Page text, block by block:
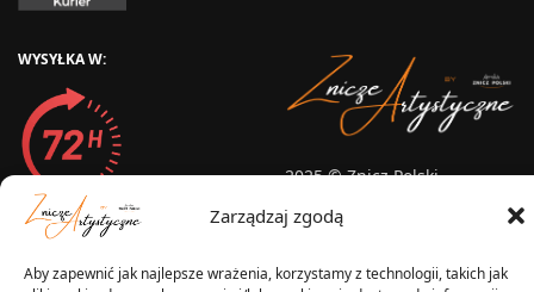
Zarządzaj zgodą
Aby zapewnić jak najlepsze wrażenia, korzystamy z technologii, takich jak
WYSYŁKA W:
2025 © Znicz Polski -
Wszelkie prawa zastrzeżone